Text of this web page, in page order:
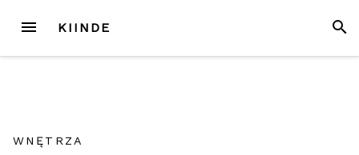
treści
MENU KIINDE
WNĘTRZA